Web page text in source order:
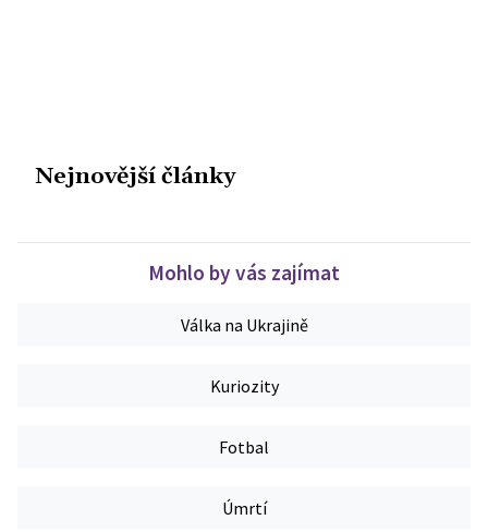
Nejnovější články
Mohlo by vás zajímat
Válka na Ukrajině
Kuriozity
Fotbal
Úmrtí